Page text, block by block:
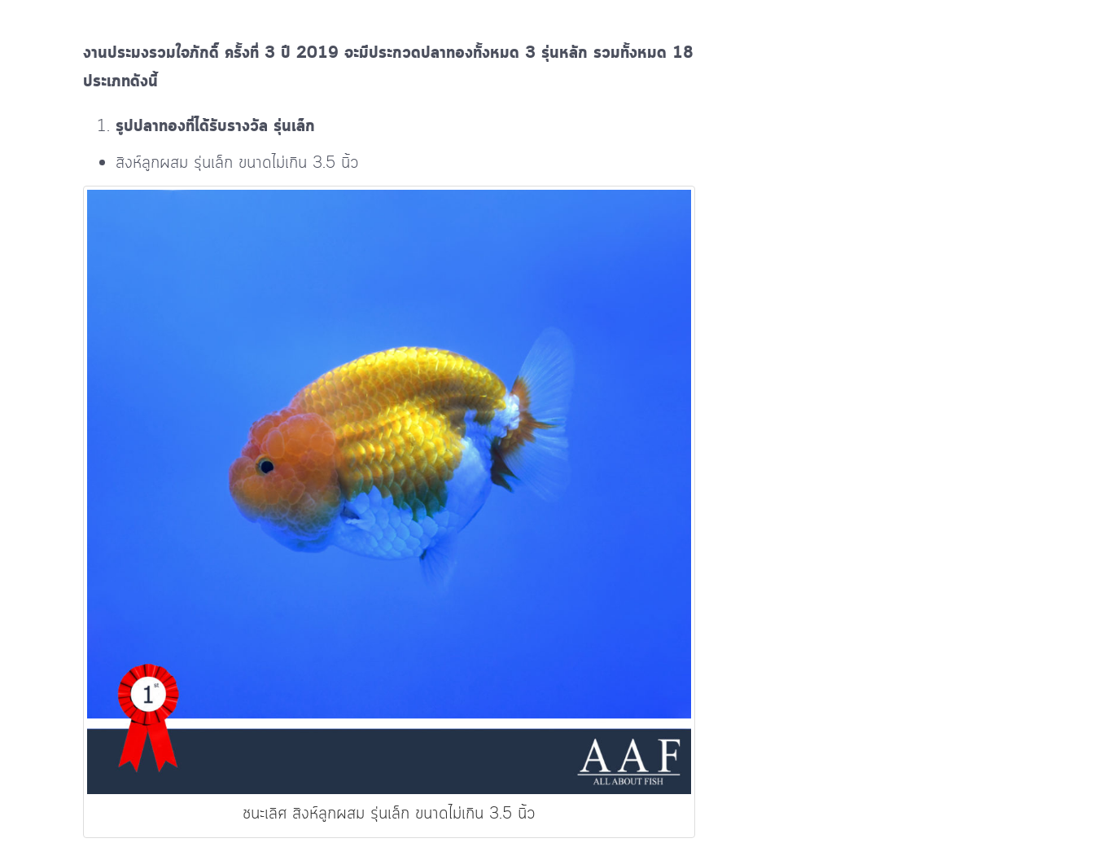
งานประมงรวมใจภักดิ์ ครั้งที่ 3 ปี 2019 จะมีประกวดปลาทองทั้งหมด 3 รุ่นหลัก รวมทั้งหมด 18
ประเภทดังนี้
รูปปลาทองที่ได้รับรางวัล รุ่นเล็ก
สิงห์ลูกผสม รุ่นเล็ก ขนาดไม่เกิน 3.5 นิ้ว
ชนะเลิศ สิงห์ลูกผสม รุ่นเล็ก ขนาดไม่เกิน 3.5 นิ้ว